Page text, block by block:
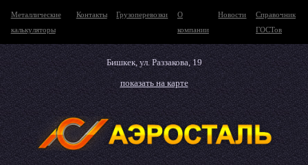
Металлические
калькуляторы
Контакты Грузоперевозки
О
компании
Новости
Справочник
ГОСТов
Бишкек, ул. Раззакова, 19
показать на карте